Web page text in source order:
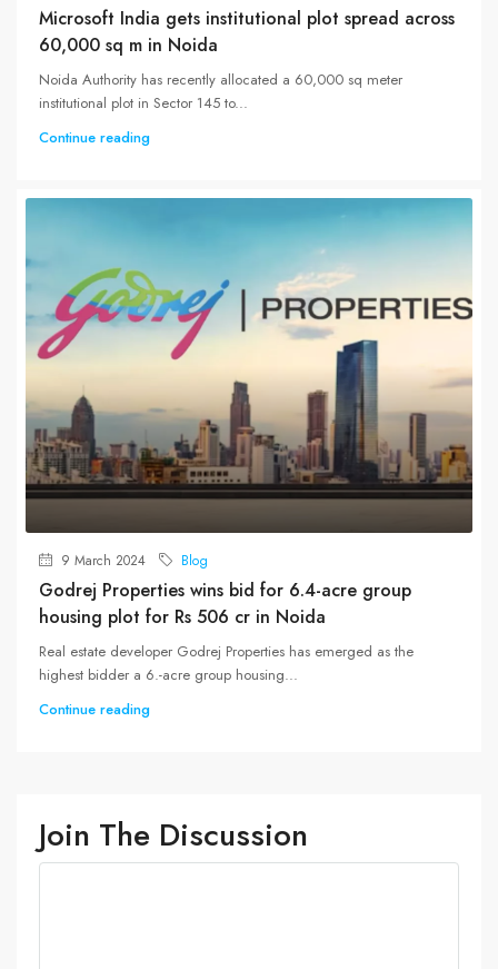
Microsoft India gets institutional plot spread across
60,000 sq m in Noida
Noida Authority has recently allocated a 60,000 sq meter
institutional plot in Sector 145 to...
Continue reading
9 March 2024 Blog
Godrej Properties wins bid for 6.4-acre group
housing plot for Rs 506 cr in Noida
Real estate developer Godrej Properties has emerged as the
highest bidder a 6.-acre group housing...
Continue reading
Join The Discussion